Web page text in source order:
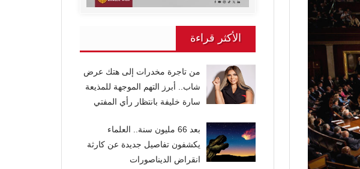
الأكثر قراءة
من تاجرة مخدرات إلى هتك عرض
شاب.. أبرز التهم الموجهة للمذيعة
سارة خليفة بانتظار رأي المفتي
بعد 66 مليون سنة.. العلماء
يكشفون تفاصيل جديدة عن كارثة
انقراض الديناصورات